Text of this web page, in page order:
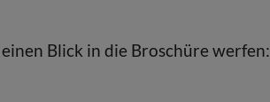
Blick in die Broschüre werfen: